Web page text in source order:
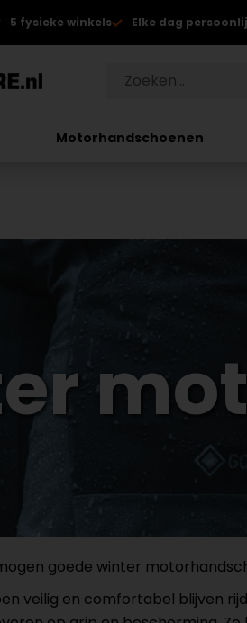
5 fysieke winkels Elke dag
Motorhandschoenen
goede winter
veilig en comfortabel blijven